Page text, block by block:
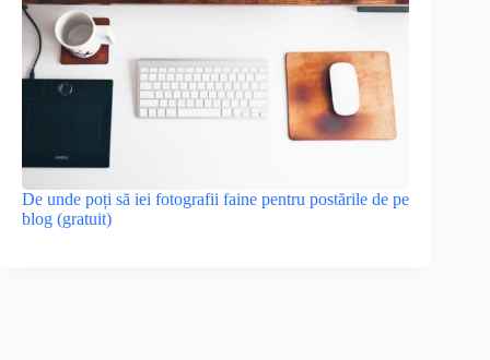
De unde poți să iei fotografii faine pentru postările de pe
blog (gratuit)